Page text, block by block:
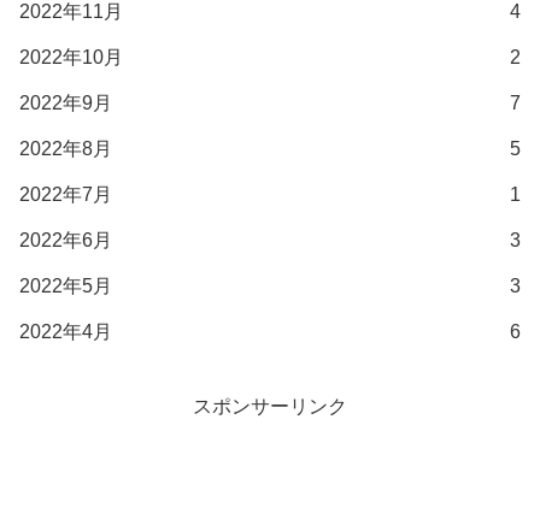
2022年11月 4
2022年10月 2
2022年9月 7
2022年8月 5
2022年7月 1
2022年6月 3
2022年5月 3
2022年4月 6
スポンサーリンク